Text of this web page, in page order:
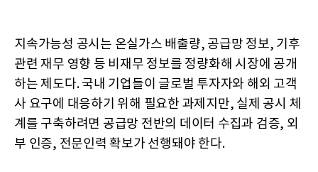
지속가능성 공시는 온실가스 배출량, 공급망 정보, 기후
관련 재무 영향 등 비재무 정보를 정량화해 시장에 공개
하는 제도다. 국내 기업들이 글로벌 투자자와 해외 고객
사 요구에 대응하기 위해 필요한 과제지만, 실제 공시 체
계를 구축하려면 공급망 전반의 데이터 수집과 검증, 외
부 인증, 전문인력 확보가 선행돼야 한다.